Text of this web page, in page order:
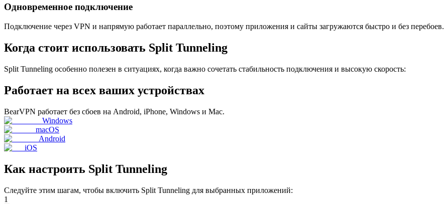
Одновременное подключение
Подключение через VPN и напрямую работает параллельно, поэтому приложения и сайты загружаются быстро и без перебоев.
Когда стоит использовать Split Tunneling
Split Tunneling особенно полезен в ситуациях, когда важно сочетать стабильность подключения и высокую скорость:
Работает на всех ваших устройствах
BearVPN работает без сбоев на Android, iPhone, Windows и Mac.
Windows
macOS
Android
iOS
Как настроить Split Tunneling
Следуйте этим шагам, чтобы включить Split Tunneling для выбранных приложений:
1